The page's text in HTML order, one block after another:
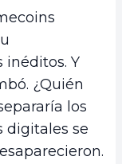
Y
¿Quién
los
digitales se